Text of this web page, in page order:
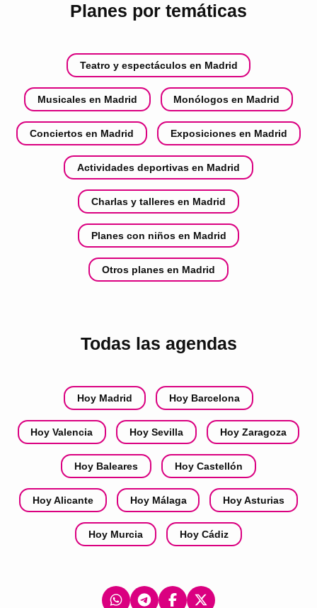
Planes por temáticas
Teatro y espectáculos en Madrid
Musicales en Madrid Monólogos en Madrid
Conciertos en Madrid Exposiciones en Madrid
Actividades deportivas en Madrid
Charlas y talleres en Madrid
Planes con niños en Madrid
Otros planes en Madrid
Todas las agendas
Hoy Madrid Hoy Barcelona
Hoy Valencia Hoy Sevilla Hoy Zaragoza
Hoy Baleares Hoy Castellón
Hoy Alicante Hoy Málaga Hoy Asturias
Hoy Murcia Hoy Cádiz